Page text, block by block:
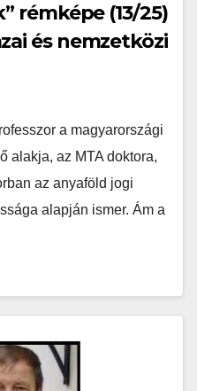
rémképe (13/25)
és nemzetközi
a magyarországi
alakja, az MTA doktora,
az anyaföld jogi
alapján ismer. Ám a